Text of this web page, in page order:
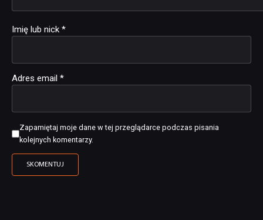
Imię lub nick *
Adres email *
Zapamiętaj moje dane w tej przeglądarce podczas pisania
kolejnych komentarzy.